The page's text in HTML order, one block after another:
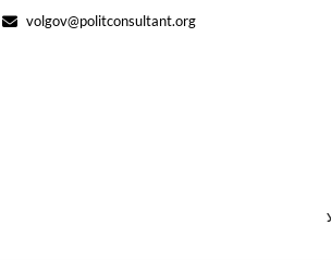
volgov@politconsultant.org